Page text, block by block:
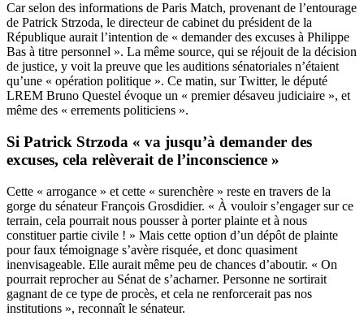
Car selon des informations de Paris Match, provenant de l’entourage
de Patrick Strzoda, le directeur de cabinet du président de la
République aurait l’intention de « demander des excuses à Philippe
Bas à titre personnel ». La même source, qui se réjouit de la décision
de justice, y voit la preuve que les auditions sénatoriales n’étaient
qu’une « opération politique ». Ce matin, sur Twitter, le député
LREM Bruno Questel évoque un « premier désaveu judiciaire », et
même des « errements politiciens ».
Si Patrick Strzoda « va jusqu’à demander des
excuses, cela relèverait de l’inconscience »
Cette « arrogance » et cette « surenchère » reste en travers de la
gorge du sénateur François Grosdidier. « À vouloir s’engager sur ce
terrain, cela pourrait nous pousser à porter plainte et à nous
constituer partie civile ! » Mais cette option d’un dépôt de plainte
pour faux témoignage s’avère risquée, et donc quasiment
inenvisageable. Elle aurait même peu de chances d’aboutir. « On
pourrait reprocher au Sénat de s’acharner. Personne ne sortirait
gagnant de ce type de procès, et cela ne renforcerait pas nos
institutions », reconnaît le sénateur.